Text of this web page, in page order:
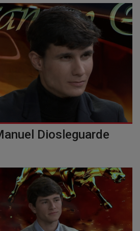
Diosleguarde